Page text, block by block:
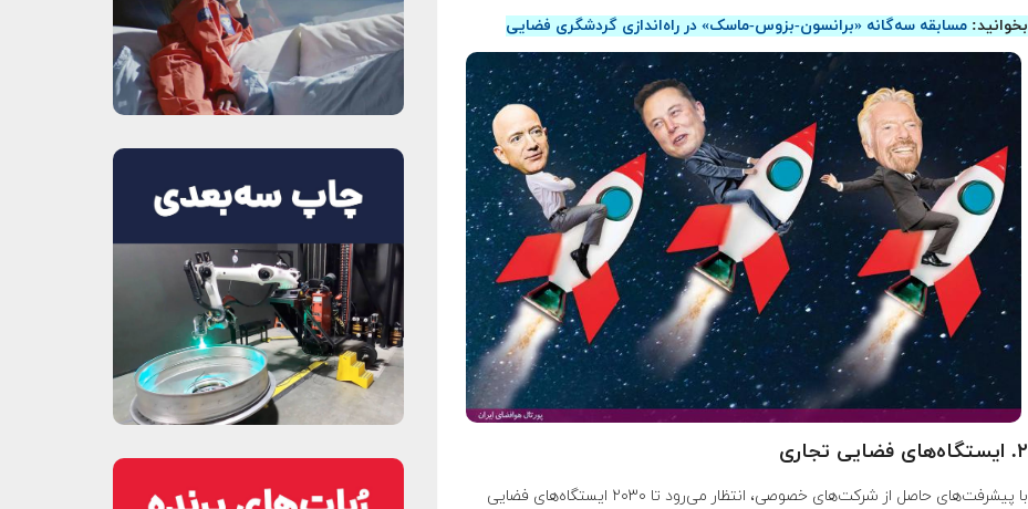
بخوانید:مسابقه سه‌گانه «برانسون-بزوس-ماسک» در راه‌اندازی گردشگری فضایی
۲. ایستگاه‌های فضایی تجاری
با پیشرفت‌های حاصل از شرکت‌های خصوصی، انتظار می‌رود تا ۲۰۳۰ ایستگاه‌های فضایی